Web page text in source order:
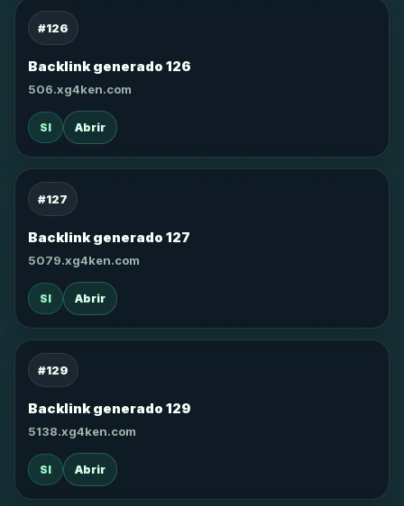
#126
Backlink generado 126
506.xg4ken.com
SI Abrir
#127
Backlink generado 127
5079.xg4ken.com
SI Abrir
#129
Backlink generado 129
5138.xg4ken.com
SI Abrir